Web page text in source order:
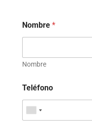
Nombre *
Nombre
Teléfono